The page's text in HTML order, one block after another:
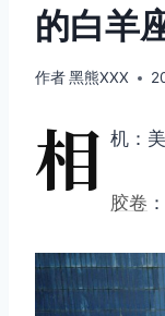
的白羊
作者黑熊XXX
相 机：
胶卷